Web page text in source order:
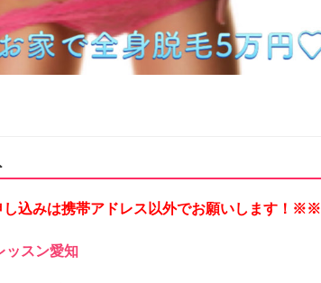
込みは携帯アドレス以外でお願いします！※※
スン愛知